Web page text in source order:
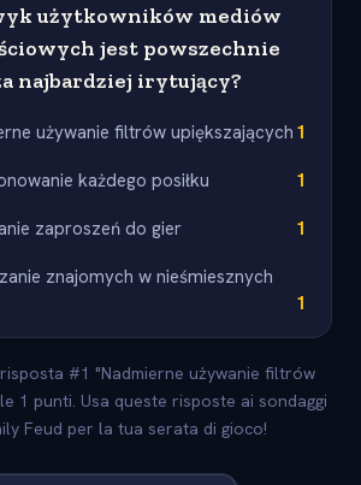
użytkowników mediów
jest powszechnie
najbardziej irytujący?
używanie filtrów upiększających 1
każdego posiłku 1
zaproszeń do gier 1
znajomych w nieśmiesznych
1
#1 "Nadmierne używanie filtrów
1 punti. Usa queste risposte ai sondaggi
Feud per la tua serata di gioco!